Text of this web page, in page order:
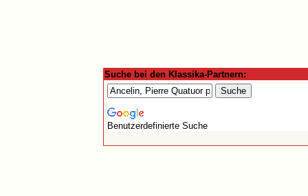
Suche bei den Klassika-Partnern:
Benutzerdefinierte Suche